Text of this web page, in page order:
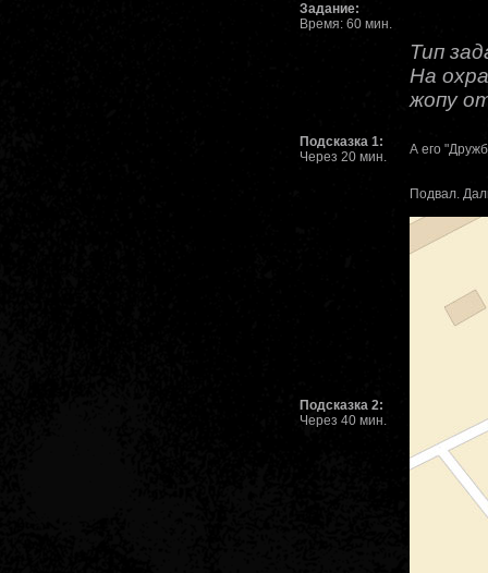
Задание:
Время: 60 мин.
Тип
На
жопу
Подсказка 1:
Через 20 мин.
А его
Подсказка 2:
Через 40 мин.
Подвал.